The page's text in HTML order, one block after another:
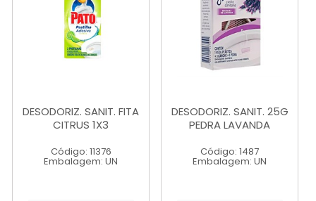
DESODORIZ. SANIT. FITA
CITRUS 1X3
Código: 11376
Embalagem: UN
DESODORIZ. SANIT. 25G
PEDRA LAVANDA
Código: 1487
Embalagem: UN